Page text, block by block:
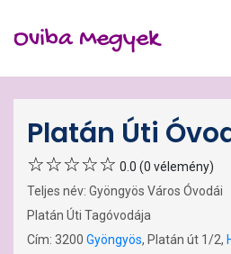
Oviba Megyek
Platán Úti
0.0 (0 vélemény)
Teljes név: Gyöngyös Város Óvodái
Platán Úti Tagóvodája
Cím: 3200 Gyöngyös, Platán út 1/2,